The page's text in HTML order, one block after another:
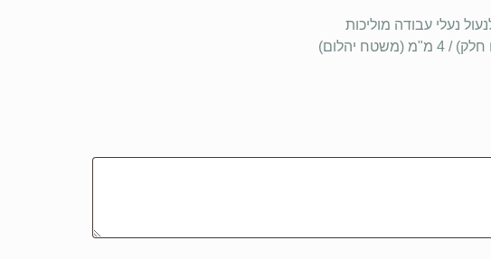
נעלי עבודה מוליכות